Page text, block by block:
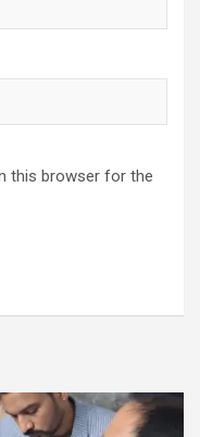
this browser for the